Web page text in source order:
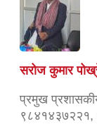
सरोज कुमार
प्रमुख